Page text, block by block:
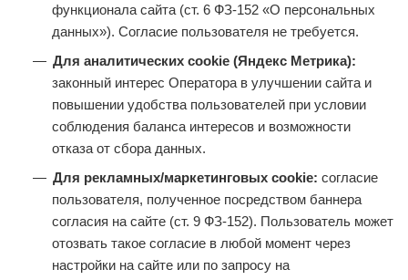
функционала сайта (ст. 6 ФЗ‑152 «О персональных
данных»). Согласие пользователя не требуется.
Для аналитических cookie (Яндекс Метрика):
законный интерес Оператора в улучшении сайта и
повышении удобства пользователей при условии
соблюдения баланса интересов и возможности
отказа от сбора данных.
Для рекламных/маркетинговых cookie: согласие
пользователя, полученное посредством баннера
согласия на сайте (ст. 9 ФЗ‑152). Пользователь может
отозвать такое согласие в любой момент через
настройки на сайте или по запросу на